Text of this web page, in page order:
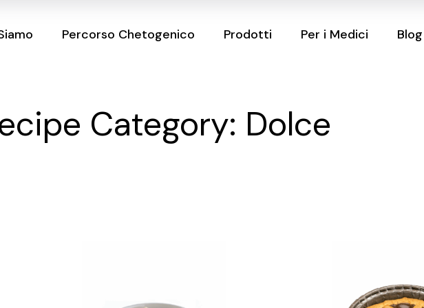
Percorso Chetogenico Prodotti Per i Medici Blog
Category: Dolce